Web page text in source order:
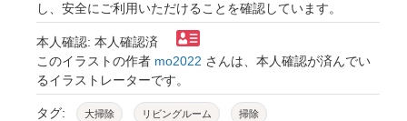
し、安全にご利用いただけることを確認しています。
本人確認: 本人確認済
このイラストの作者 mo2022 さんは、本人確認が済んでい
るイラストレーターです。
タグ: 大掃除 リビングルーム 掃除